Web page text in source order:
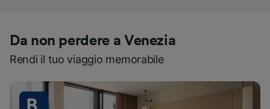
Da non perdere a Venezia
Rendi il tuo viaggio memorabile